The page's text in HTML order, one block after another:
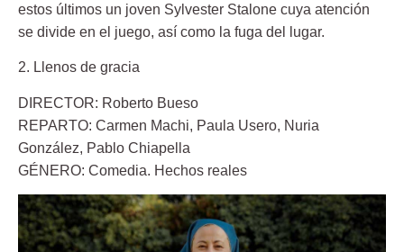
estos últimos un joven Sylvester Stalone cuya atención
se divide en el juego, así como la fuga del lugar.
2. Llenos de gracia
DIRECTOR: Roberto Bueso
REPARTO: Carmen Machi, Paula Usero, Nuria
González, Pablo Chiapella
GÉNERO: Comedia. Hechos reales